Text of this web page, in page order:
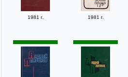
1981 г. 1981 г.